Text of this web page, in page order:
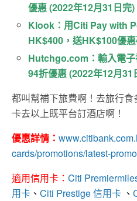
優惠 (2022年12月31日完)
Klook：用Citi Pay with
HK$400，送HK$100優
Hutchgo.com：輸入電
94折優惠 (2022年12月31
都叫幫補下旅費啊！去旅行
卡去以上既平台訂酒店啊！
優惠詳情：
cards/promotions/latest-
適用信用卡： Citi
用卡 、 Citi Prestige 信用卡 、